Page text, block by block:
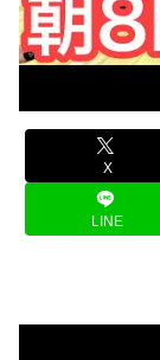
X
LINE